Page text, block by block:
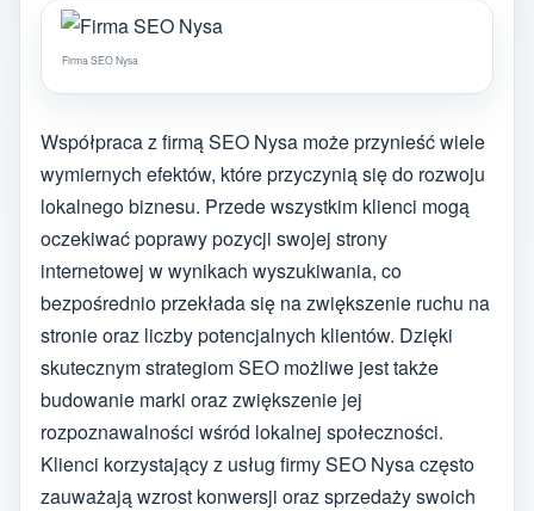
Firma SEO Nysa
Współpraca z firmą SEO Nysa może przynieść wiele
wymiernych efektów, które przyczynią się do rozwoju
lokalnego biznesu. Przede wszystkim klienci mogą
oczekiwać poprawy pozycji swojej strony
internetowej w wynikach wyszukiwania, co
bezpośrednio przekłada się na zwiększenie ruchu na
stronie oraz liczby potencjalnych klientów. Dzięki
skutecznym strategiom SEO możliwe jest także
budowanie marki oraz zwiększenie jej
rozpoznawalności wśród lokalnej społeczności.
Klienci korzystający z usług firmy SEO Nysa często
zauważają wzrost konwersji oraz sprzedaży swoich